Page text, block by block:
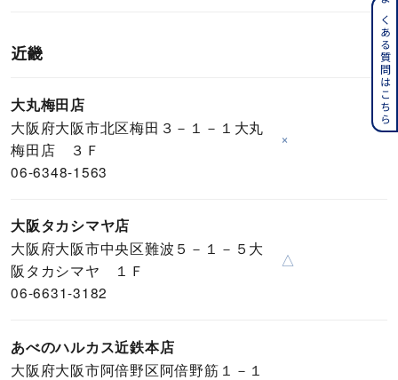
近畿
大丸梅田店
大阪府大阪市北区梅田３－１－１大丸
梅田店 ３Ｆ
06-6348-1563
×
大阪タカシマヤ店
大阪府大阪市中央区難波５－１－５大
阪タカシマヤ １Ｆ
06-6631-3182
△
あべのハルカス近鉄本店
大阪府大阪市阿倍野区阿倍野筋１－１
よくある質問はこちら